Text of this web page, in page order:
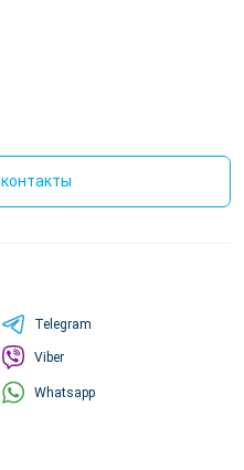
Telegram
Viber
Whatsapp